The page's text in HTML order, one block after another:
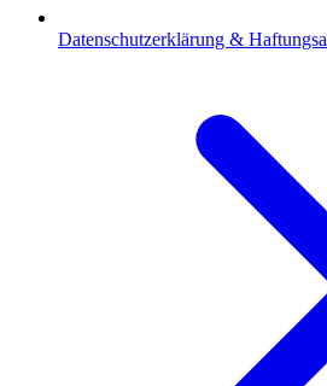
Datenschutzerklärung &